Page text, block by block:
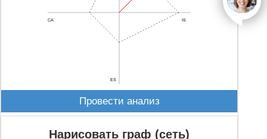
CA
ES
IS
Провести анализ
Нарисовать граф (сеть)
open